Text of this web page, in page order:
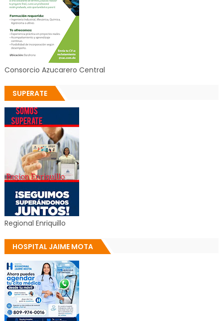
Consorcio Azucarero Central
SUPERATE
Regional Enriquillo
HOSPITAL JAIME MOTA